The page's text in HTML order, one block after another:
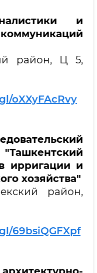
и
район, Ц 5,
oXXyFAcRvy
ирригации и
хозяйства"
район,
69bsiQGFXpf